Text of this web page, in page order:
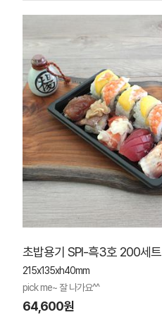
초밥용기 SPI-흑3호 200세트
215x135xh40mm
pick me~ 잘 나가요^^
64,600원